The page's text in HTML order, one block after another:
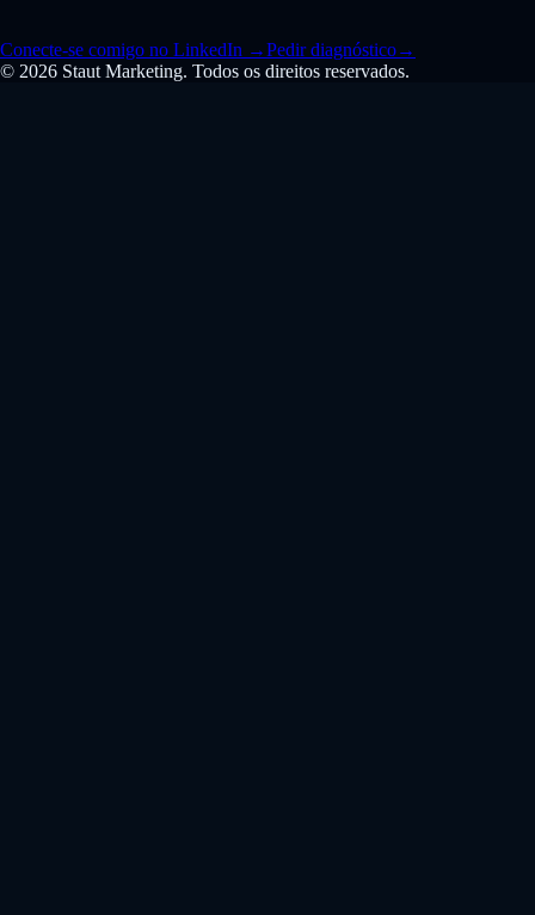
Conecte-se comigo no LinkedIn →Pedir diagnóstico→
© 2026 Staut Marketing. Todos os direitos reservados.